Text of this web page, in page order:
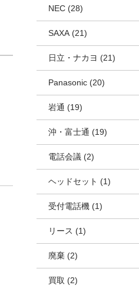
NEC (28)
SAXA (21)
日立・ナカヨ (21)
Panasonic (20)
岩通 (19)
沖・富士通 (19)
電話会議 (2)
ヘッドセット (1)
受付電話機 (1)
リース (1)
廃棄 (2)
買取 (2)